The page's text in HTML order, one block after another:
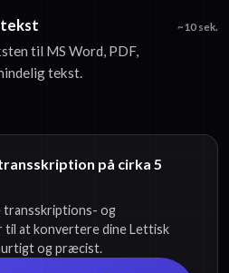
~10 sek.
til MS Word, PDF,
tekst.
på cirka 5
transskriptions- og
at konvertere dine Lettisk
og præcist.